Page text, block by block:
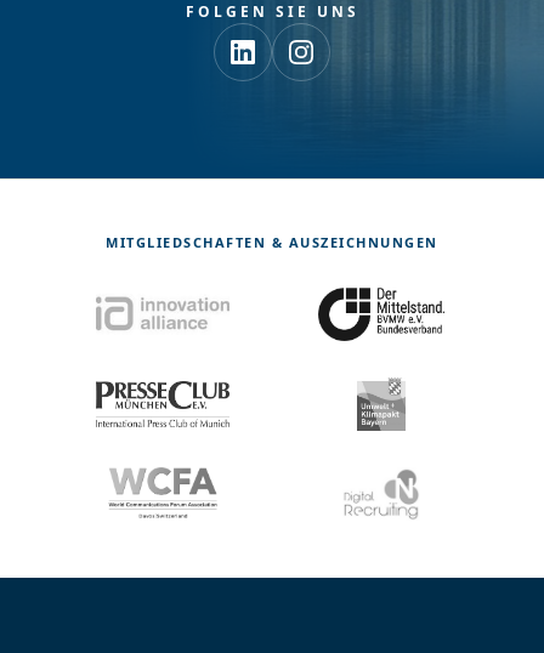
FOLGEN SIE UNS
MITGLIEDSCHAFTEN & AUSZEICHNUNGEN